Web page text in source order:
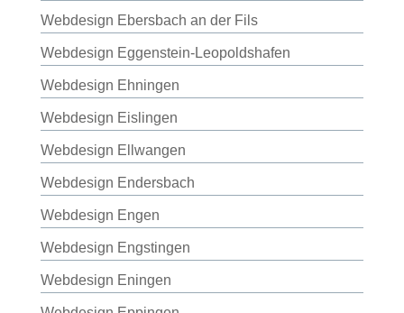
Webdesign Ebersbach an der Fils
Webdesign Eggenstein-Leopoldshafen
Webdesign Ehningen
Webdesign Eislingen
Webdesign Ellwangen
Webdesign Endersbach
Webdesign Engen
Webdesign Engstingen
Webdesign Eningen